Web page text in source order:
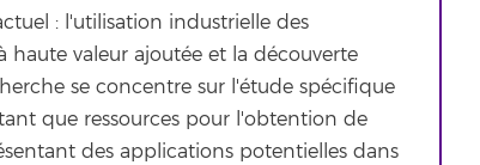
: l'utilisation industrielle des
haute valeur ajoutée et la découverte
se concentre sur l'étude spécifique
que ressources pour l'obtention de
des applications potentielles dans